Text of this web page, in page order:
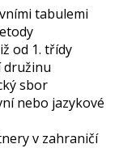
tabulemi
od 1. třídy
družinu
sbor
nebo jazykové
v zahraničí